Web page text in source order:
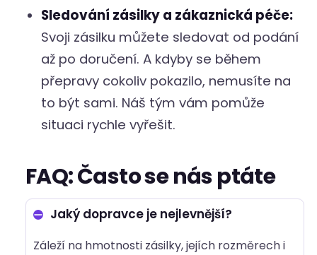
Sledování zásilky a zákaznická péče:
Svoji zásilku můžete sledovat od podání
až po doručení. A kdyby se během
přepravy cokoliv pokazilo, nemusíte na
to být sami. Náš tým vám pomůže
situaci rychle vyřešit.
FAQ: Často se nás ptáte
Jaký dopravce je nejlevnější?
Záleží na hmotnosti zásilky, jejích rozměrech i